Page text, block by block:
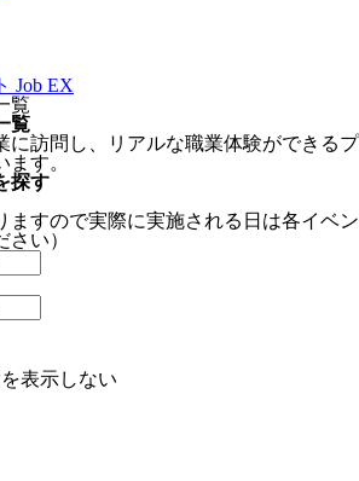
Job EX
覧
覧
に訪問し、リアルな職業体験ができるプ
す。
探す
ますので実際に実施される日は各イベン
さい）
表示しない